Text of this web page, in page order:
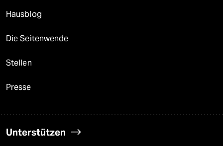
Hausblog
Die Seitenwende
Stellen
Presse
Unterstützen